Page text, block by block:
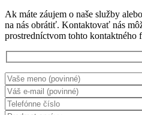
Ak máte záujem o naše služby
na nás obrátiť. Kontaktovať nás
prostredníctvom tohto kontaktného